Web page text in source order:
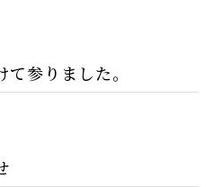
参りました。